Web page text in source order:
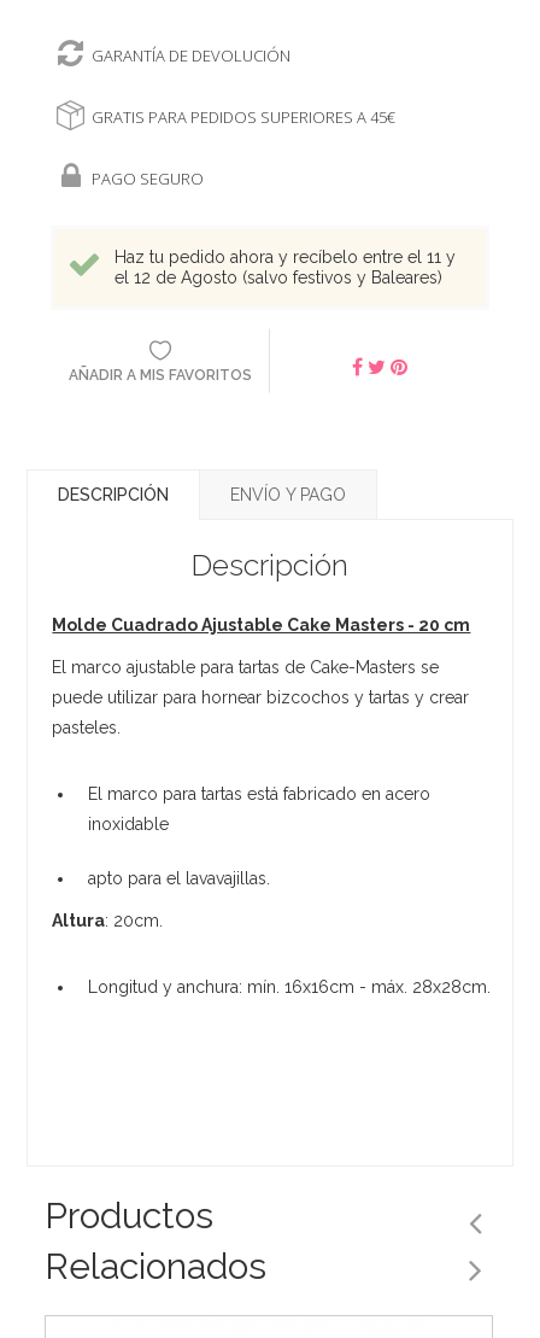
GARANTÍA DE DEVOLUCIÓN
GRATIS PARA PEDIDOS SUPERIORES A 45€
PAGO SEGURO
Haz tu pedido ahora y recíbelo entre el 11 y
el 12 de Agosto (salvo festivos y Baleares)
AÑADIR A MIS FAVORITOS
DESCRIPCIÓN ENVÍO Y PAGO
Descripción
Molde Cuadrado Ajustable Cake Masters - 20 cm
El marco ajustable para tartas de Cake-Masters se
puede utilizar para hornear bizcochos y tartas y crear
pasteles.
El marco para tartas está fabricado en acero
inoxidable
apto para el lavavajillas.
Altura: 20cm.
Longitud y anchura: mín. 16x16cm - máx. 28x28cm.
Productos
Relacionados